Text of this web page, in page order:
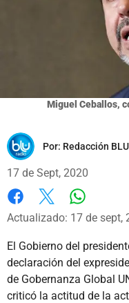
Miguel Ceballos,
Por: Redacción
17 de Sept, 2020
Facebook
X
Actualizado: 17 de sept,
El Gobierno del
declaración del
de Gobernanza Global
criticó la actitud de la